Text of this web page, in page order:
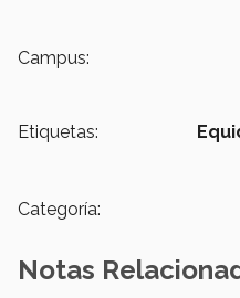
Campus:
Etiquetas:
Categoría:
Notas